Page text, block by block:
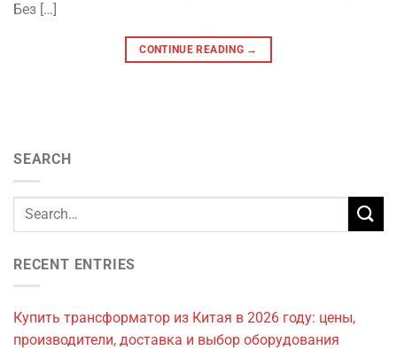
Без […]
CONTINUE READING →
SEARCH
RECENT ENTRIES
Купить трансформатор из Китая в 2026 году: цены,
производители, доставка и выбор оборудования